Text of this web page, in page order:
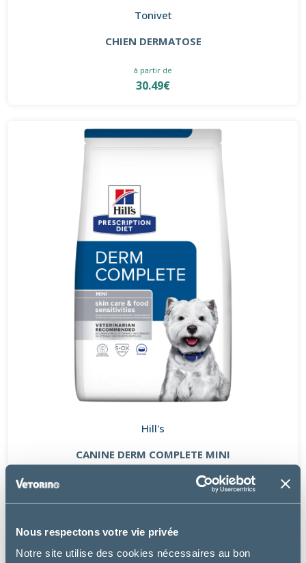
Nous respectons votre vie privée
Notre site utilise des cookies nécessaires au bon
Tonivet
CHIEN DERMATOSE
à partir de
30.49€
Hill's
CANINE DERM COMPLETE MINI